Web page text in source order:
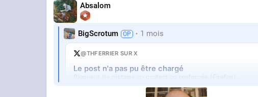
Absalom
BigScrotum 1 mois
@THFERRIER SUR X
Le post n'a pas pu être chargé
Bloqueur de pistage ou protection renforcée (Firefox).